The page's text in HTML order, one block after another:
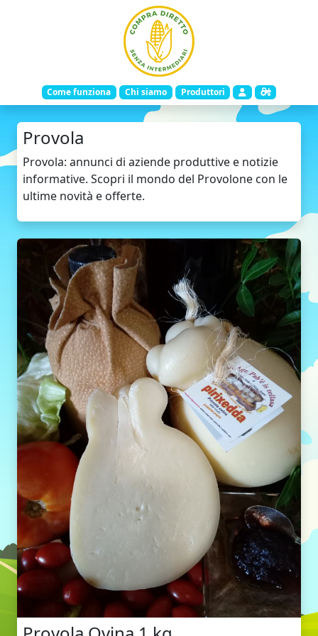
Come funziona Chi siamo Produttori
Provola
Provola: annunci di aziende produttive e notizie
informative. Scopri il mondo del Provolone con le
ultime novità e offerte.